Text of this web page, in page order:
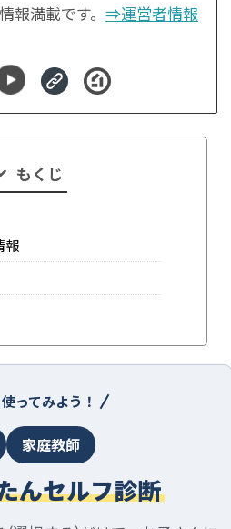
報満載です。 ⇒運営者情報
もくじ
報
ってみよう！
家庭教師
んセルフ診断